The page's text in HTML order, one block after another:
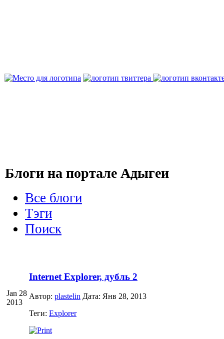
Блоги на портале Адыгеи
Все блоги
Тэги
Поиск
Jan 28
2013
Internet Explorer, дубль 2
Автор: plastelin Дата: Янв 28, 2013
Теги: Explorer